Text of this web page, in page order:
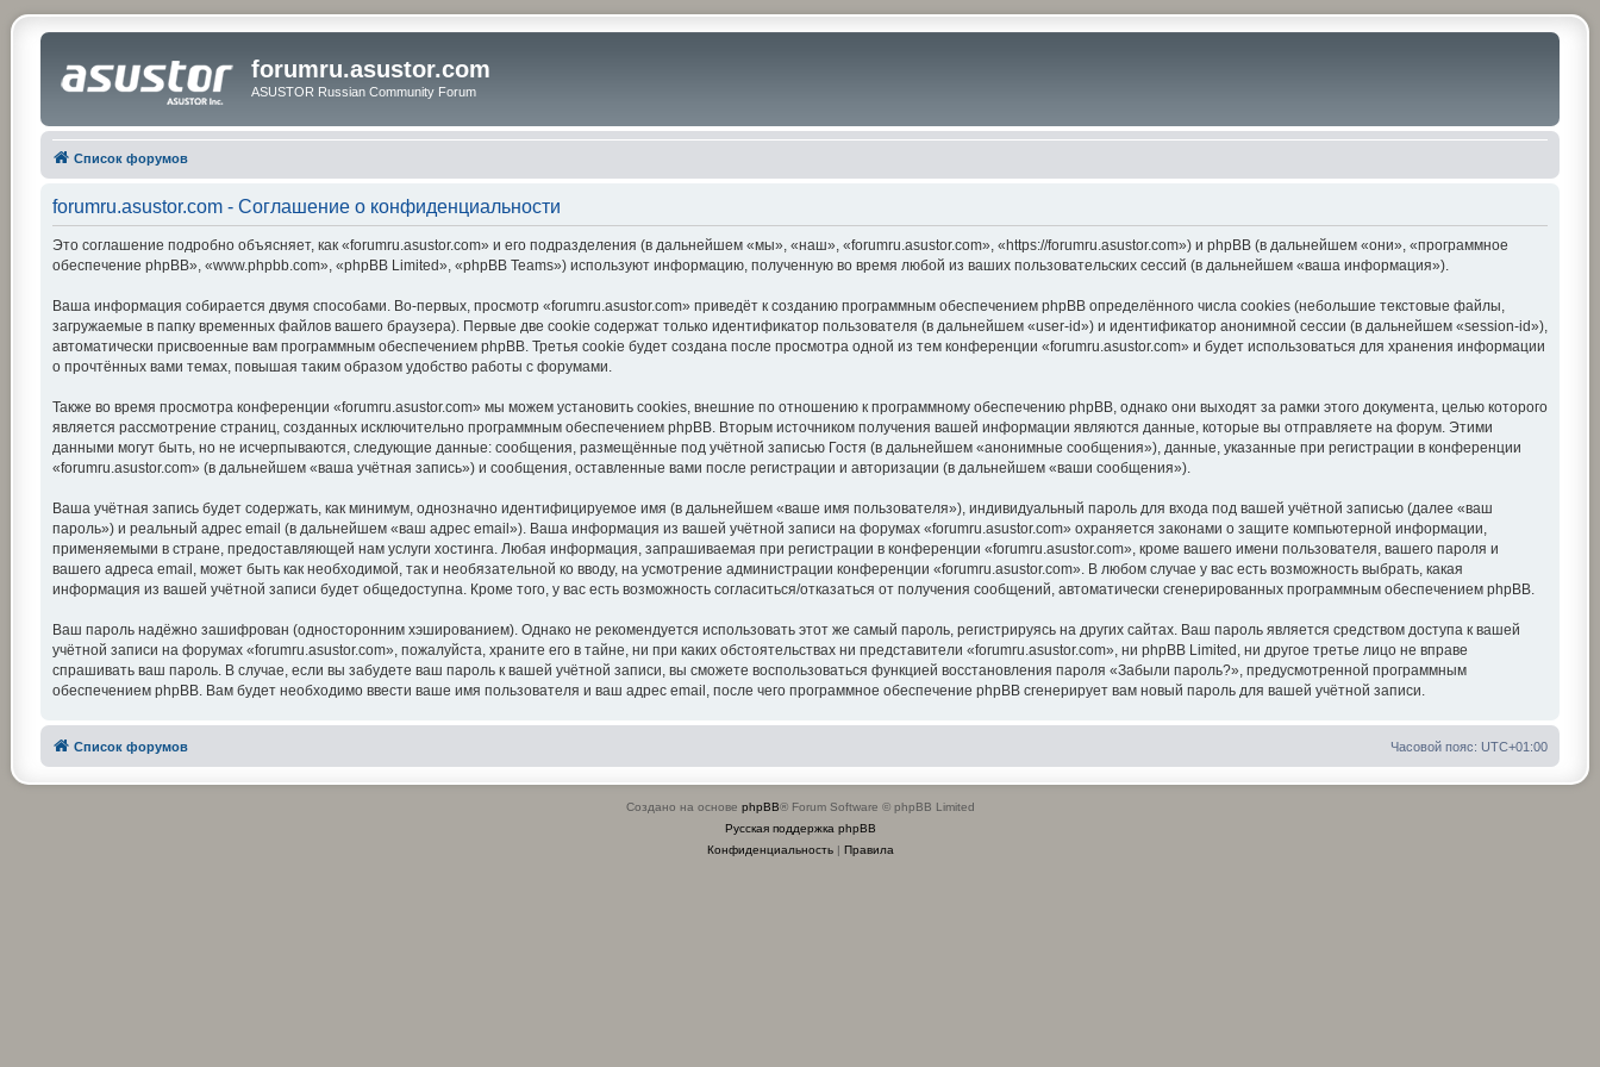
forumru.asustor.com
ASUSTOR Russian Community Forum
Список форумов
forumru.asustor.com - Соглашение о конфиденциальности
Это соглашение подробно объясняет, как «forumru.asustor.com» и его подразделения (в дальнейшем «мы», «наш», «forumru.asustor.com», «https://forumru.asustor.com») и phpBB (в дальнейшем «они», «программное
обеспечение phpBB», «www.phpbb.com», «phpBB Limited», «phpBB Teams») используют информацию, полученную во время любой из ваших пользовательских сессий (в дальнейшем «ваша информация»).
Ваша информация собирается двумя способами. Во-первых, просмотр «forumru.asustor.com» приведёт к созданию программным обеспечением phpBB определённого числа cookies (небольшие текстовые файлы,
загружаемые в папку временных файлов вашего браузера). Первые две cookie содержат только идентификатор пользователя (в дальнейшем «user-id») и идентификатор анонимной сессии (в дальнейшем «session-id»),
автоматически присвоенные вам программным обеспечением phpBB. Третья cookie будет создана после просмотра одной из тем конференции «forumru.asustor.com» и будет использоваться для хранения информации
о прочтённых вами темах, повышая таким образом удобство работы с форумами.
Также во время просмотра конференции «forumru.asustor.com» мы можем установить cookies, внешние по отношению к программному обеспечению phpBB, однако они выходят за рамки этого документа, целью которого
является рассмотрение страниц, созданных исключительно программным обеспечением phpBB. Вторым источником получения вашей информации являются данные, которые вы отправляете на форум. Этими
данными могут быть, но не исчерпываются, следующие данные: сообщения, размещённые под учётной записью Гостя (в дальнейшем «анонимные сообщения»), данные, указанные при регистрации в конференции
«forumru.asustor.com» (в дальнейшем «ваша учётная запись») и сообщения, оставленные вами после регистрации и авторизации (в дальнейшем «ваши сообщения»).
Ваша учётная запись будет содержать, как минимум, однозначно идентифицируемое имя (в дальнейшем «ваше имя пользователя»), индивидуальный пароль для входа под вашей учётной записью (далее «ваш
пароль») и реальный адрес email (в дальнейшем «ваш адрес email»). Ваша информация из вашей учётной записи на форумах «forumru.asustor.com» охраняется законами о защите компьютерной информации,
применяемыми в стране, предоставляющей нам услуги хостинга. Любая информация, запрашиваемая при регистрации в конференции «forumru.asustor.com», кроме вашего имени пользователя, вашего пароля и
вашего адреса email, может быть как необходимой, так и необязательной ко вводу, на усмотрение администрации конференции «forumru.asustor.com». В любом случае у вас есть возможность выбрать, какая
информация из вашей учётной записи будет общедоступна. Кроме того, у вас есть возможность согласиться/отказаться от получения сообщений, автоматически сгенерированных программным обеспечением phpBB.
Ваш пароль надёжно зашифрован (односторонним хэшированием). Однако не рекомендуется использовать этот же самый пароль, регистрируясь на других сайтах. Ваш пароль является средством доступа к вашей
учётной записи на форумах «forumru.asustor.com», пожалуйста, храните его в тайне, ни при каких обстоятельствах ни представители «forumru.asustor.com», ни phpBB Limited, ни другое третье лицо не вправе
спрашивать ваш пароль. В случае, если вы забудете ваш пароль к вашей учётной записи, вы сможете воспользоваться функцией восстановления пароля «Забыли пароль?», предусмотренной программным
обеспечением phpBB. Вам будет необходимо ввести ваше имя пользователя и ваш адрес email, после чего программное обеспечение phpBB сгенерирует вам новый пароль для вашей учётной записи.
Список форумов Часовой пояс: UTC+01:00
Создано на основе phpBB® Forum Software © phpBB Limited
Русская поддержка phpBB
Конфиденциальность| Правила